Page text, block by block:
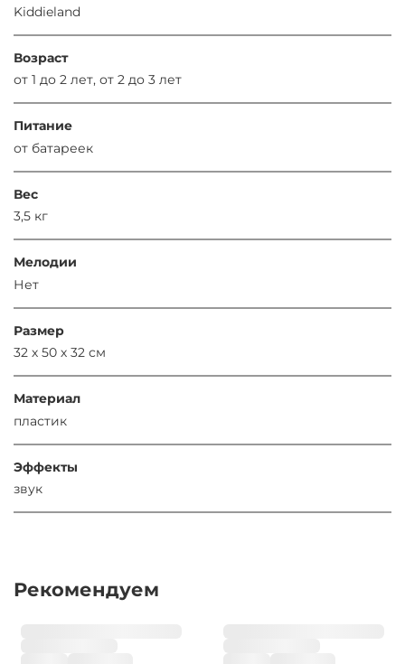
Kiddieland
Возраст
от 1 до 2 лет, от 2 до 3 лет
Питание
от батареек
Вес
3,5 кг
Мелодии
Нет
Размер
32 х 50 х 32 см
Материал
пластик
Эффекты
звук
Рекомендуем